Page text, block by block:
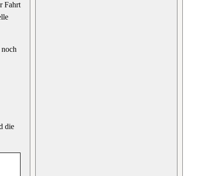
Fahrt
die